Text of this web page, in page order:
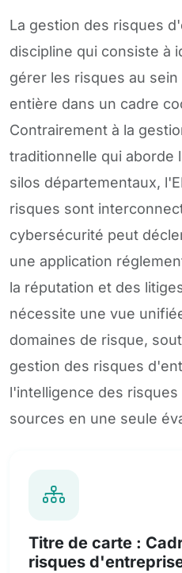
La gestion des risques
discipline qui consiste à
gérer les risques au
entière dans un cadre
Contrairement à la
traditionnelle qui aborde
silos départementaux,
risques sont
cybersécurité peut
une application
la réputation et des
nécessite une vue
domaines de risque,
gestion des risques
l'intelligence des
sources en une seule
Titre de carte :
risques